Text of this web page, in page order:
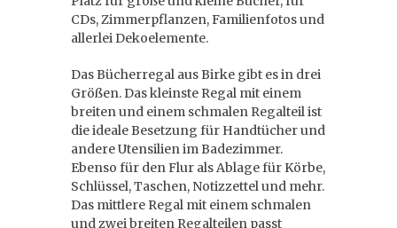
CDs, Zimmerpflanzen, Familienfotos und
allerlei Dekoelemente.
Das Bücherregal aus Birke gibt es in drei
Größen. Das kleinste Regal mit einem
breiten und einem schmalen Regalteil ist
die ideale Besetzung für Handtücher und
andere Utensilien im Badezimmer.
Ebenso für den Flur als Ablage für Körbe,
Schlüssel, Taschen, Notizzettel und mehr.
Das mittlere Regal mit einem schmalen
und zwei breiten Regalteilen passt